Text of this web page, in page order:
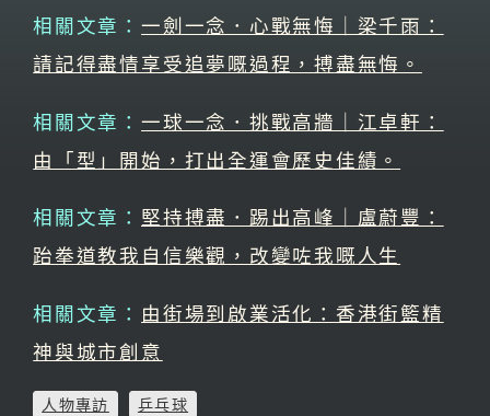
相關文章：一劍一念．心戰無悔｜梁千雨：
請記得盡情享受追夢嘅過程，搏盡無悔。
相關文章：一球一念．挑戰高牆｜江卓軒：
由「型」開始，打出全運會歷史佳績。
相關文章： 堅持搏盡．踢出高峰｜盧蔚豐：
跆拳道教我自信樂觀，改變咗我嘅人生
相關文章： 由街場到啟業活化：香港街籃精
神與城市創意
人物專訪 乒乓球